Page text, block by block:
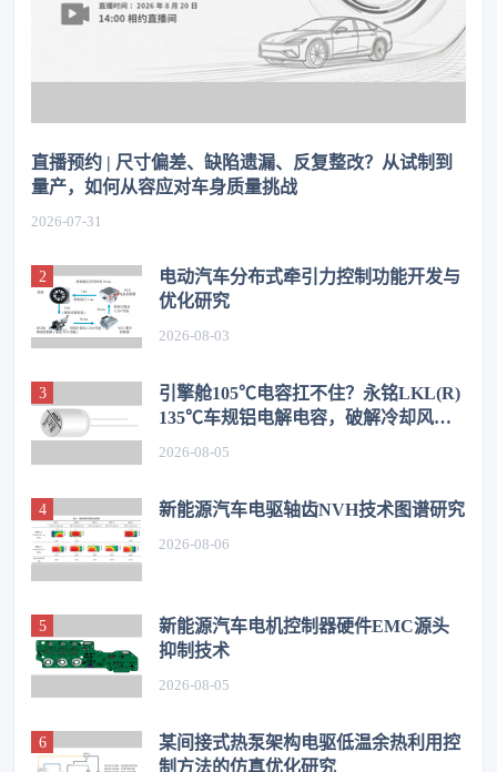
直播预约 | 尺寸偏差、缺陷遗漏、反复整改？从试制到
量产，如何从容应对车身质量挑战
2026-07-31
电动汽车分布式牵引力控制功能开发与
优化研究
2026-08-03
引擎舱105℃电容扛不住？永铭LKL(R)
135℃车规铝电解电容，破解冷却风扇
高温振动失效难题
2026-08-05
新能源汽车电驱轴齿NVH技术图谱研究
2026-08-06
新能源汽车电机控制器硬件EMC源头
抑制技术
2026-08-05
某间接式热泵架构电驱低温余热利用控
制方法的仿真优化研究